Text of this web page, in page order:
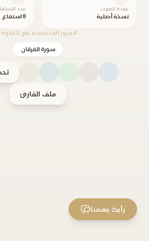
جودة الصوت
نسخة أصلية
عدد
0 استماع
السور المتضمنة في
سورة الفرقان
ملف القارئ
رأيك يهمنا